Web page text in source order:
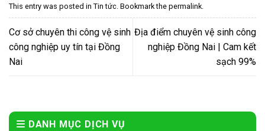
This entry was posted in Tin tức. Bookmark the permalink.
Cơ sở chuyên thi công vệ sinh
công nghiệp uy tín tại Đồng
Nai
Địa điểm chuyên vệ sinh công
nghiệp Đồng Nai | Cam kết
sạch 99%
DANH MỤC DỊCH VỤ